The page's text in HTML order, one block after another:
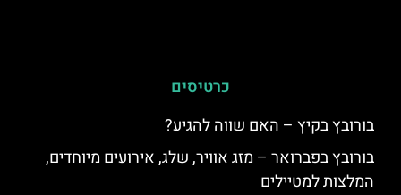
כרטיסים
בורובץ בקיץ – האם שווה להגיע?
בורובץ בפברואר – מזג אוויר, שלג, אירועים מיוחדים,
המלצות למטיילים